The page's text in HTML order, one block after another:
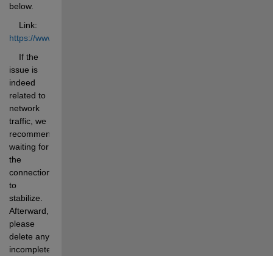
below.
    Link:
https://www.hycom.org/tools/status
    If the
issue is
indeed
related to
network
traffic, we
recommend
waiting for
the
connection
to
stabilize.
Afterward,
please
delete any
incomplete